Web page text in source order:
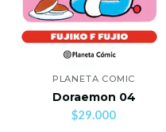
PLANETA COMIC
Doraemon 04
$29.000